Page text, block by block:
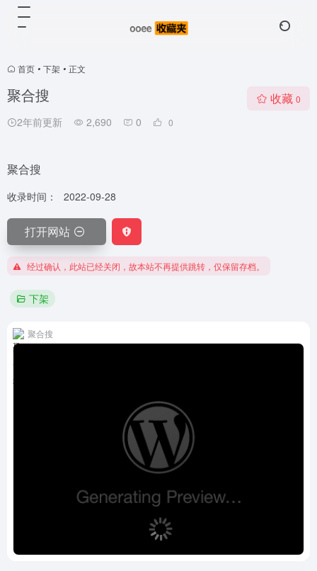
首页 • 下架 • 正文
聚合搜
2年前更新 2,690 0 0
收藏 0
聚合搜
收录时间： 2022-09-28
打开网站
经过确认，此站已经关闭，故本站不再提供跳转，仅保留存档。
下架
聚合搜